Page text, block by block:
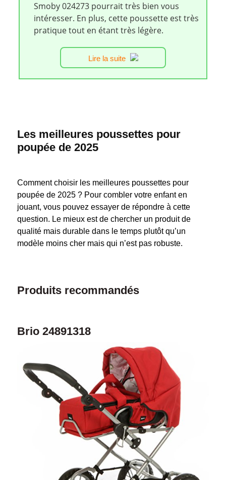
Smoby 024273 pourrait très bien vous
intéresser. En plus, cette poussette est très
pratique tout en étant très légère.
Lire la suite
Les meilleures poussettes pour
poupée de 2025
Comment choisir les meilleures poussettes pour
poupée de 2025 ? Pour combler votre enfant en
jouant, vous pouvez essayer de répondre à cette
question. Le mieux est de chercher un produit de
qualité mais durable dans le temps plutôt qu’un
modèle moins cher mais qui n’est pas robuste.
Produits recommandés
Brio 24891318